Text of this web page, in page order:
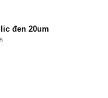
đen 20um